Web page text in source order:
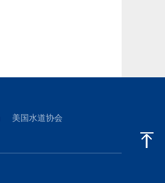
美国水道协会